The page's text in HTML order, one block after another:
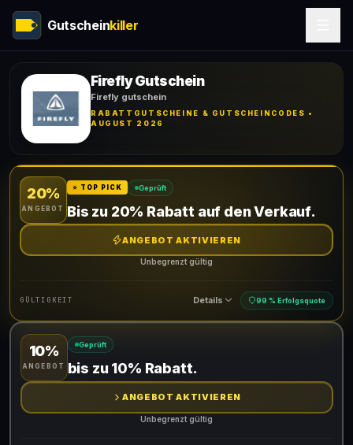
Gutscheinkiller
Firefly Gutschein
Firefly gutschein
RABATTGUTSCHEINE & GUTSCHEINCODES •
AUGUST 2026
20%
ANGEBOT
⭐ TOP PICK Geprüft
Bis zu 20% Rabatt auf den Verkauf.
ANGEBOT AKTIVIEREN
Unbegrenzt gültig
GÜLTIGKEIT Details 99 % Erfolgsquote
Gültig für teilnehmende Produkte
10%
ANGEBOT
Geprüft
bis zu 10% Rabatt.
ANGEBOT AKTIVIEREN
Unbegrenzt gültig